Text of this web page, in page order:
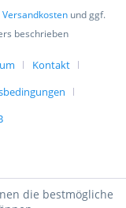
Versandkosten und ggf.
beschrieben
Kontakt
die bestmögliche